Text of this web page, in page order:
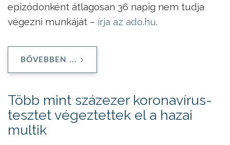
epizódonként átlagosan 36 napig nem tudja
végezni munkáját – írja az ado.hu.
BŐVEBBEN ...
Több mint százezer koronavírus-
tesztet végeztettek el a hazai
multik